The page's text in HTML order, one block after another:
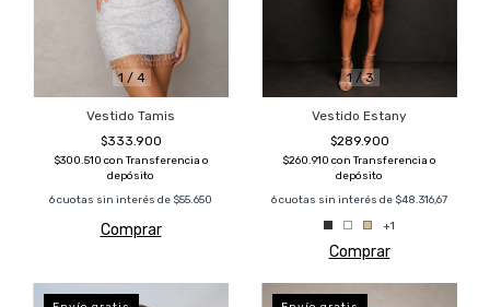
1 / 4
Vestido Tamis
$333.900
$300.510 con Transferencia o
depósito
6cuotas sin interés de $55.650
Comprar
1/3
Vestido Estany
$289.900
$260.910 con Transferencia o
depósito
6cuotas sin interés de $48.316,67
+1
Comprar